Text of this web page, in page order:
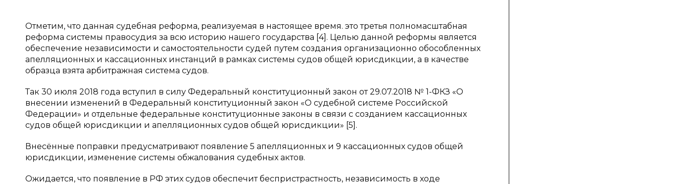
Отметим, что данная судебная реформа, реализуемая в настоящее время. это третья полномасштабная
реформа системы правосудия за всю историю нашего государства [4]. Целью данной реформы является
обеспечение независимости и самостоятельности судей путем создания организационно обособленных
апелляционных и кассационных инстанций в рамках системы судов общей юрисдикции, а в качестве
образца взята арбитражная система судов.
Так 30 июля 2018 года вступил в силу Федеральный конституционный закон от 29.07.2018 № 1-ФКЗ «О
внесении изменений в Федеральный конституционный закон «О судебной системе Российской
Федерации» и отдельные федеральные конституционные законы в связи с созданием кассационных
судов общей юрисдикции и апелляционных судов общей юрисдикции» [5].
Внесённые поправки предусматривают появление 5 апелляционных и 9 кассационных судов общей
юрисдикции, изменение системы обжалования судебных актов.
Ожидается, что появление в РФ этих судов обеспечит беспристрастность, независимость в ходе